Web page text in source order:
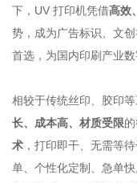
下，UV 打印机凭借高效
势，成为广告标识、文
首选，为国内印刷产业数
相较于传统丝印、胶印
长、成本高、材质受限
术 ，打印即干、无需等
单、个性化定制、急单